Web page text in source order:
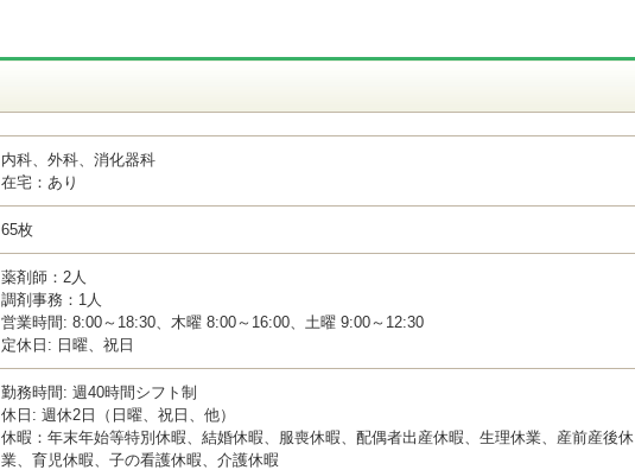
内科、外科、消化器科
在宅：あり
65枚
薬剤師：2人
調剤事務：1人
営業時間: 8:00～18:30、木曜 8:00～16:00、土曜 9:00～12:30
定休日: 日曜、祝日
勤務時間: 週40時間シフト制
休日: 週休2日（日曜、祝日、他）
休暇：年末年始等特別休暇、結婚休暇、服喪休暇、配偶者出産休暇、生理休業、産前産後休
業、育児休暇、子の看護休暇、介護休暇